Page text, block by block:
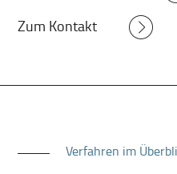
Zum Kontakt
Verfahren im